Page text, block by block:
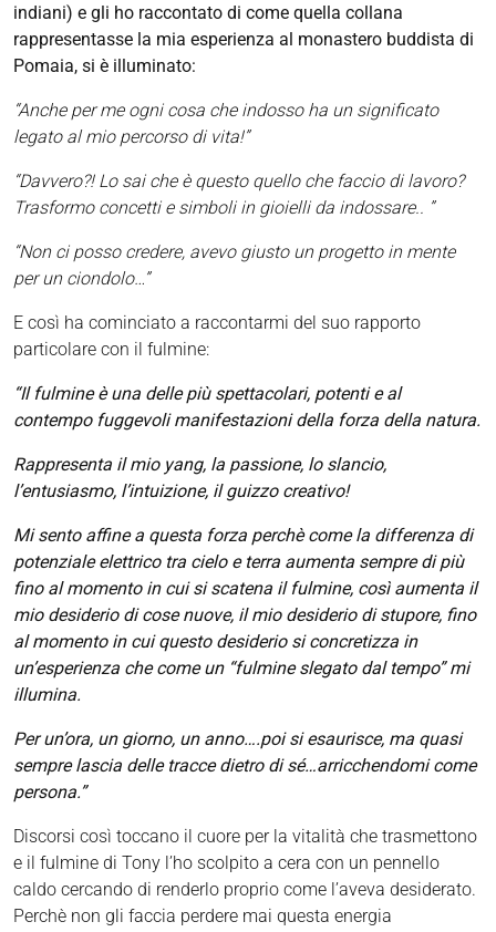
indiani) e gli ho raccontato di come quella collana
rappresentasse la mia esperienza al monastero buddista di
Pomaia, si è illuminato:
“Anche per me ogni cosa che indosso ha un significato
legato al mio percorso di vita!”
“Davvero?! Lo sai che è questo quello che faccio di lavoro?
Trasformo concetti e simboli in gioielli da indossare.. ”
“Non ci posso credere, avevo giusto un progetto in mente
per un ciondolo…”
E così ha cominciato a raccontarmi del suo rapporto
particolare con il fulmine:
“Il fulmine è una delle più spettacolari, potenti e al
contempo fuggevoli manifestazioni della forza della natura.
Rappresenta il mio yang, la passione, lo slancio,
l’entusiasmo, l’intuizione, il guizzo creativo!
Mi sento affine a questa forza perchè come la differenza di
potenziale elettrico tra cielo e terra aumenta sempre di più
fino al momento in cui si scatena il fulmine, così aumenta il
mio desiderio di cose nuove, il mio desiderio di stupore, fino
al momento in cui questo desiderio si concretizza in
un’esperienza che come un “fulmine slegato dal tempo” mi
illumina.
Per un’ora, un giorno, un anno….poi si esaurisce, ma quasi
sempre lascia delle tracce dietro di sé…arricchendomi come
persona.”
Discorsi così toccano il cuore per la vitalità che trasmettono
e il fulmine di Tony l’ho scolpito a cera con un pennello
caldo cercando di renderlo proprio come l’aveva desiderato.
Perchè non gli faccia perdere mai questa energia